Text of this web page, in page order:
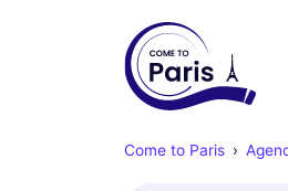
Come to Paris